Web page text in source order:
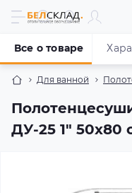
Для ванной
ДУ-25 1" 50x80
Все о товаре